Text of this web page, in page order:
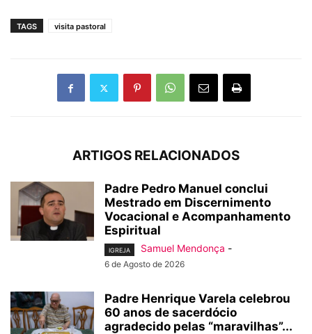
TAGS visita pastoral
ARTIGOS RELACIONADOS
Padre Pedro Manuel conclui
Mestrado em Discernimento
Vocacional e Acompanhamento
Espiritual
IGREJA Samuel Mendonça -
6 de Agosto de 2026
Padre Henrique Varela celebrou
60 anos de sacerdócio
agradecido pelas “maravilhas”...